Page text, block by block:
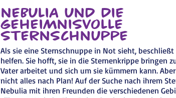
Nebulia und die
geheimnisvolle
Sternschnuppe
Als sie eine Sternschnuppe in Not sieht,
helfen. Sie hofft, sie in die Sternenkrippe bringen
Vater arbeitet und sich um sie kümmern kann.
nicht alles nach Plan! Auf der Suche nach ihrem
Nebulia mit ihren Freunden die verschiedenen